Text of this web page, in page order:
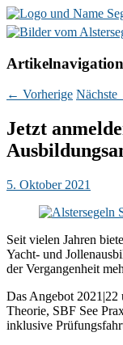
Artikelnavigation
← Vorherige Nächste
Jetzt
5. Oktober 2021
Seit vielen Jahren
Yacht- und
der Vergangenheit
Das Angebot 2021|22
Theorie, SBF See
inklusive
▼
▼